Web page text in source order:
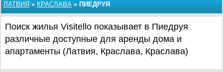
ЛАТВИЯ » КРАСЛАВА » ПИЕДРУЯ
Поиск жилья Visitello показывает в Пиедруя
различные доступные для аренды дома и
апартаменты (Латвия, Краслава, Краслава)